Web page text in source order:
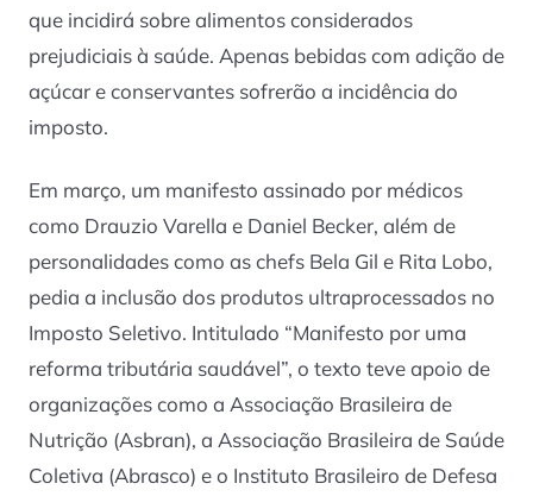
que incidirá sobre alimentos considerados
prejudiciais à saúde. Apenas bebidas com adição de
açúcar e conservantes sofrerão a incidência do
imposto.
Em março, um manifesto assinado por médicos
como Drauzio Varella e Daniel Becker, além de
personalidades como as chefs Bela Gil e Rita Lobo,
pedia a inclusão dos produtos ultraprocessados no
Imposto Seletivo. Intitulado “Manifesto por uma
reforma tributária saudável”, o texto teve apoio de
organizações como a Associação Brasileira de
Nutrição (Asbran), a Associação Brasileira de Saúde
Coletiva (Abrasco) e o Instituto Brasileiro de Defesa